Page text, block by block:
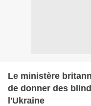
Le ministère
de donner des
l'Ukraine